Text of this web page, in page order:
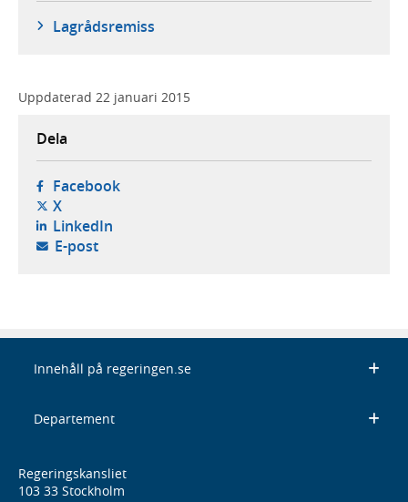
Lagrådsremiss
Uppdaterad 22 januari 2015
Dela
Facebook- öppnas i ny flik, extern webbplats,
X- öppnas i ny flik, extern webbplats,
LinkedIn- öppnas i ny flik, extern webbplats,
E-post- öppnar din e-postklient,
Innehåll på regeringen.se
Departement
Regeringskansliet
103 33 Stockholm